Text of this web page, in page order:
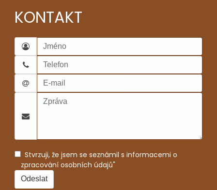
KONTAKT
Stvrzuji, že jsem se seznámil s informacemi o
zpracování osobních údajů"